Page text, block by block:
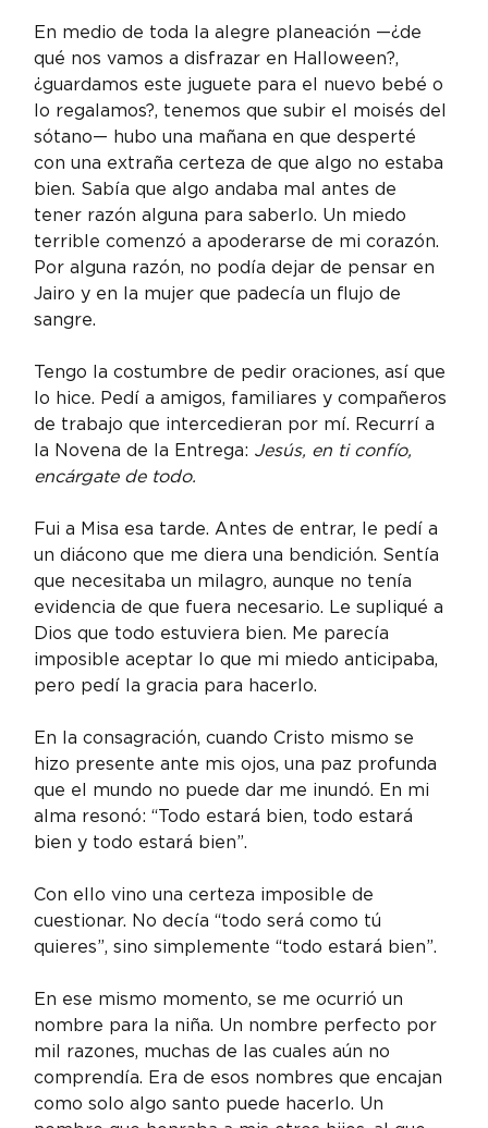
En medio de toda la alegre planeación —¿de
qué nos vamos a disfrazar en Halloween?,
¿guardamos este juguete para el nuevo bebé o
lo regalamos?, tenemos que subir el moisés del
sótano— hubo una mañana en que desperté
con una extraña certeza de que algo no estaba
bien. Sabía que algo andaba mal antes de
tener razón alguna para saberlo. Un miedo
terrible comenzó a apoderarse de mi corazón.
Por alguna razón, no podía dejar de pensar en
Jairo y en la mujer que padecía un flujo de
sangre.
Tengo la costumbre de pedir oraciones, así que
lo hice. Pedí a amigos, familiares y compañeros
de trabajo que intercedieran por mí. Recurrí a
la Novena de la Entrega: Jesús, en ti confío,
encárgate de todo.
Fui a Misa esa tarde. Antes de entrar, le pedí a
un diácono que me diera una bendición. Sentía
que necesitaba un milagro, aunque no tenía
evidencia de que fuera necesario. Le supliqué a
Dios que todo estuviera bien. Me parecía
imposible aceptar lo que mi miedo anticipaba,
pero pedí la gracia para hacerlo.
En la consagración, cuando Cristo mismo se
hizo presente ante mis ojos, una paz profunda
que el mundo no puede dar me inundó. En mi
alma resonó: “Todo estará bien, todo estará
bien y todo estará bien”.
Con ello vino una certeza imposible de
cuestionar. No decía “todo será como tú
quieres”, sino simplemente “todo estará bien”.
En ese mismo momento, se me ocurrió un
nombre para la niña. Un nombre perfecto por
mil razones, muchas de las cuales aún no
comprendía. Era de esos nombres que encajan
como solo algo santo puede hacerlo. Un